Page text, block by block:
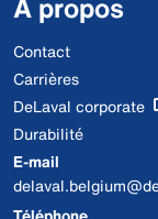
Contact
Carrières
DeLaval corporate
Durabilité
E-mail